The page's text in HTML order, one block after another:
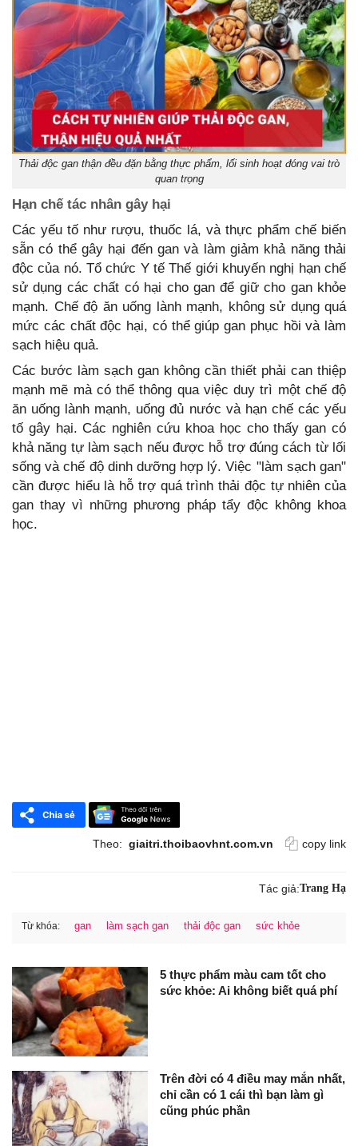
Thải độc gan thận đều đặn bằng thực phẩm, lối sinh hoạt đóng vai trò
quan trọng
Hạn chế tác nhân gây hại
Các yếu tố như rượu, thuốc lá, và thực phẩm chế biến
sẵn có thể gây hại đến gan và làm giảm khả năng thải
độc của nó. Tổ chức Y tế Thế giới khuyến nghị hạn chế
sử dụng các chất có hại cho gan để giữ cho gan khỏe
mạnh. Chế độ ăn uống lành mạnh, không sử dụng quá
mức các chất độc hại, có thể giúp gan phục hồi và làm
sạch hiệu quả.
Các bước làm sạch gan không cần thiết phải can thiệp
mạnh mẽ mà có thể thông qua việc duy trì một chế độ
ăn uống lành mạnh, uống đủ nước và hạn chế các yếu
tố gây hại. Các nghiên cứu khoa học cho thấy gan có
khả năng tự làm sạch nếu được hỗ trợ đúng cách từ lối
sống và chế độ dinh dưỡng hợp lý. Việc "làm sạch gan"
cần được hiểu là hỗ trợ quá trình thải độc tự nhiên của
gan thay vì những phương pháp tẩy độc không khoa
học.
Theo: giaitri.thoibaovhnt.com.vn copy link
Tác giả:Trang Hạ
Từ khóa: gan làm sạch gan thải độc gan sức khỏe
5 thực phẩm màu cam tốt cho
sức khỏe: Ai không biết quá phí
Trên đời có 4 điều may mắn nhất,
chỉ cần có 1 cái thì bạn làm gì
cũng phúc phần